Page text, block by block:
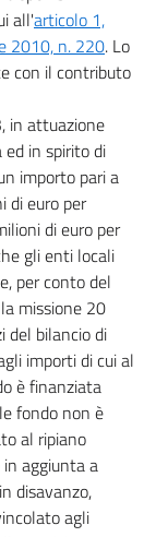
all'articolo 1,
2010, n. 220. Lo
con il contributo
in attuazione
in spirito di
importo pari a
di euro per
di euro per
gli enti locali
per conto del
missione 20
del bilancio di
importi di cui al
è finanziata
fondo non è
al ripiano
aggiunta a
disavanzo,
agli